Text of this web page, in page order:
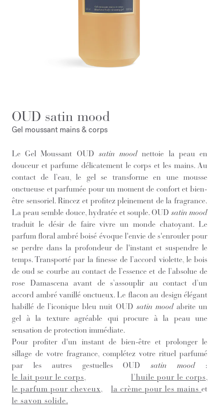
OUD satin mood
Gel moussant mains & corps
Le Gel Moussant OUD satin moodnettoie la peau en
douceur et parfume délicatement le corps et les mains. Au
contact de l’eau, le gel se transforme en une mousse
onctueuse et parfumée pour un moment de confort et bien-
être sensoriel. Rincez et profitez pleinement de la fragrance.
La peau semble douce, hydratée et souple. OUD satin mood
traduit le désir de faire vivre un monde chatoyant. Le
parfum floral ambré boisé évoque l'envie de s'enrouler pour
se perdre dans la profondeur de l'instant et suspendre le
temps. Transporté par la finesse de l’accord violette, le bois
de oud se courbe au contact de l’essence et de l’absolue de
rose Damascena avant de s’assouplir au contact d’un
accord ambré vanillé onctueux. Le flacon au design élégant
habillé de l’iconique bleu nuit OUD satin moodabrite un
gel à la texture agréable qui procure à la peau une
sensation de protection immédiate.
Pour profiter d'un instant de bien-être et prolonger le
sillage de votre fragrance, complétez votre rituel parfumé
par les autres gestuelles OUDsatin mood:
le lait pour le corps
l’huile pour le corps
le parfum pour cheveux
la crème pour les mains et
le savon solide.